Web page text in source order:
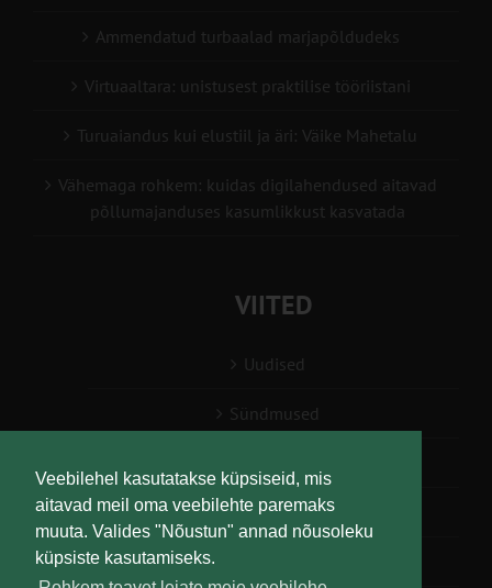
Veebilehel kasutatakse küpsiseid, mis
aitavad meil oma veebilehte paremaks
muuta. Valides "Nõustun" annad nõusoleku
küpsiste kasutamiseks.
Ammendatud turbaalad marjapõldudeks
Virtuaaltara: unistusest praktilise tööriistani
Turuaiandus kui elustiil ja äri: Väike Mahetalu
Vähemaga rohkem: kuidas digilahendused aitavad
põllumajanduses kasumlikkust kasvatada
VIITED
Uudised
Sündmused
Teabesalv
Liitu uudiskirjaga